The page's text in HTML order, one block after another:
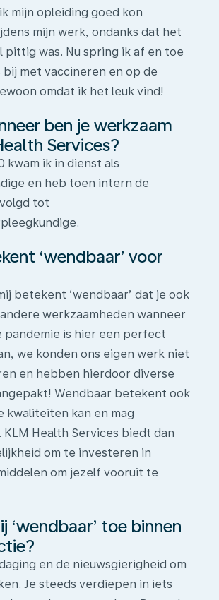
mijn opleiding goed kon
mijn werk, ondanks dat het
pittig was. Nu spring ik af en toe
bij met vaccineren en op de
omdat ik het leuk vind!
ben je werkzaam
Services?
kwam ik in dienst als
en heb toen intern de
tot
‘wendbaar’ voor
betekent ‘wendbaar’ dat je ook
werkzaamheden wanneer
pandemie is hier een perfect
we konden ons eigen werk niet
en hebben hierdoor diverse
Wendbaar betekent ook
kwaliteiten kan en mag
Health Services biedt dan
om te investeren in
om jezelf vooruit te
‘wendbaar’ toe binnen
en de nieuwsgierigheid om
Je steeds verdiepen in iets